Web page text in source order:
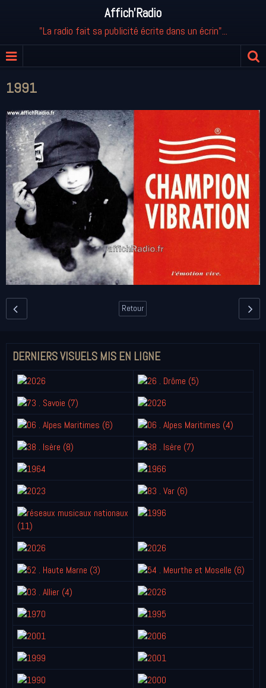
Affich'Radio
"La radio fait sa publicité écrite dans un écrin"...
1991
Retour
DERNIERS VISUELS MIS EN LIGNE